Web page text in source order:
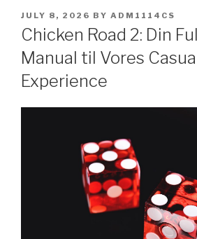
POSTED
ON
JULY 8, 2026 BY ADM1114CS
Chicken Road 2: Din
Manual til Vores
Experience